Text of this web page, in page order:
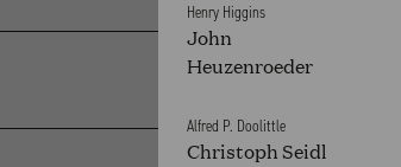
Henry Higgins
John
Heuzenroeder
Alfred P. Doolittle
Christoph Seidl